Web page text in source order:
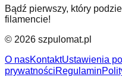
Bądź pierwszy, który
filamencie!
© 2026 szpulomat.pl
O nasKontaktUstawienia
prywatnościRegulamin